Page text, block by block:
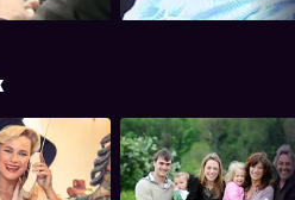
o...